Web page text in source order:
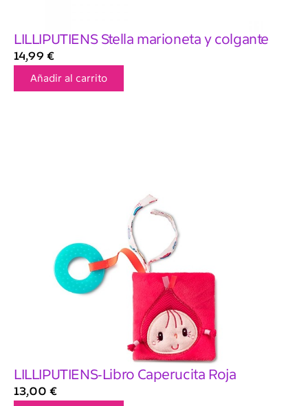
LILLIPUTIENS Stella marioneta y colgante
14,99 €
Añadir al carrito
LILLIPUTIENS-Libro Caperucita Roja
13,00 €